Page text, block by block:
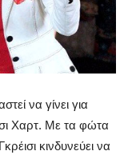
να γίνει για
Χαρτ. Με τα φώτα
κινδυνεύει να